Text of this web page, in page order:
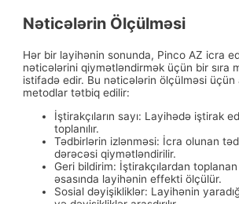
Nəticələrin Ölçülməsi
Hər bir layihənin sonunda, Pinco AZ icra
nəticələrini qiymətləndirmək üçün bir sıra
istifadə edir. Bu nəticələrin ölçülməsi üçün
metodlar tətbiq edilir:
İştirakçıların sayı: Layihədə iştirak
toplanılır.
Tədbirlərin izlənməsi: İcra olunan
dərəcəsi qiymətləndirilir.
Geri bildirim: İştirakçılardan
əsasında layihənin effekti ölçülür.
Sosial dəyişikliklər: Layihənin